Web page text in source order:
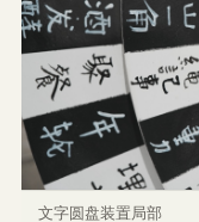
文字圆盘装置局部